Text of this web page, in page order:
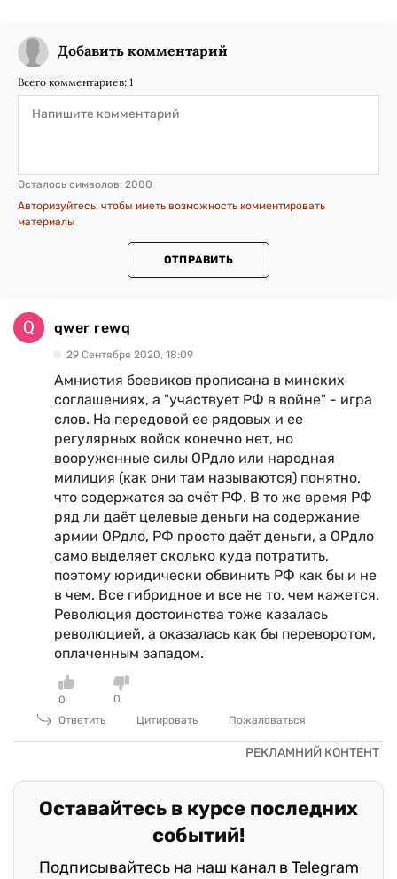
Добавить комментарий
Всего комментариев: 1
Осталось символов: 2000
Авторизуйтесь, чтобы иметь возможность комментировать
материалы
ОТПРАВИТЬ
qwer rewq
29 Сентября 2020, 18:09
Амнистия боевиков прописана в минских
соглашениях, а "участвует РФ в войне" - игра
слов. На передовой ее рядовых и ее
регулярных войск конечно нет, но
вооруженные силы ОРдло или народная
милиция (как они там называются) понятно,
что содержатся за счёт РФ. В то же время РФ
ряд ли даёт целевые деньги на содержание
армии ОРдло, РФ просто даёт деньги, а ОРдло
само выделяет сколько куда потратить,
поэтому юридически обвинить РФ как бы и не
в чем. Все гибридное и все не то, чем кажется.
Революция достоинства тоже казалась
революцией, а оказалась как бы переворотом,
оплаченным западом.
0
0
Ответить
Цитировать Пожаловаться
Оставайтесь в курсе последних
событий!
Подписывайтесь на наш канал в Telegram